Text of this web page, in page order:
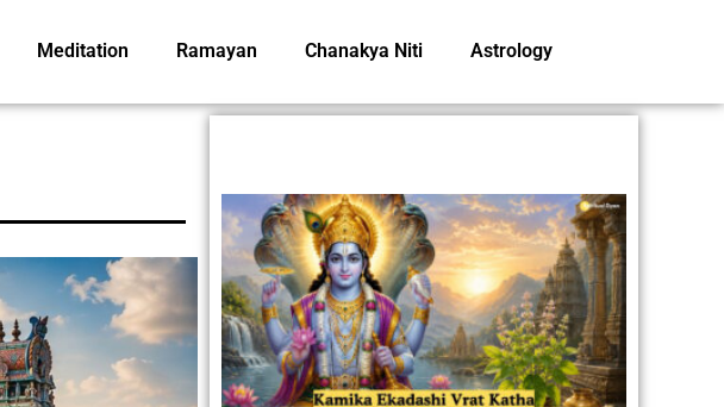
Meditation Ramayan Chanakya Niti Astrology